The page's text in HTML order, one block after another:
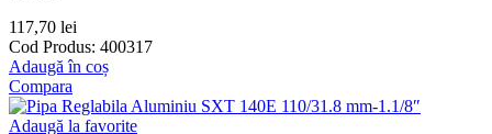
117,70 lei
Cod Produs: 400317
Adaugă în coș
Compara
Adaugă la favorite